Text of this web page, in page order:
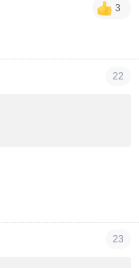
3
22
23